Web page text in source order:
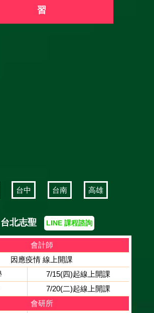
習
台中 台南 高雄
北志聖 LINE 課程諮詢
會計師
因應疫情 線上開課
7/15(四)起線上開課
7/20(二)起線上開課
會研所